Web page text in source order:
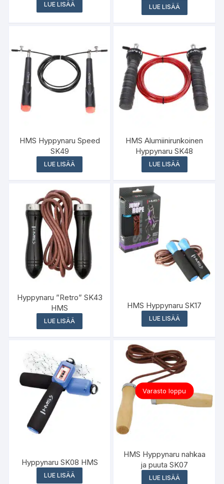
LUE LISÄÄ LUE LISÄÄ
HMS Hyppynaru Speed
SK49
LUE LISÄÄ
HMS Alumiinirunkoinen
Hyppynaru SK48
LUE LISÄÄ
Hyppynaru ”Retro” SK43
HMS
LUE LISÄÄ
HMS Hyppynaru SK17
LUE LISÄÄ
Hyppynaru SK08 HMS
LUE LISÄÄ
Varasto loppu
HMS Hyppynaru nahkaa
ja puuta SK07
LUE LISÄÄ